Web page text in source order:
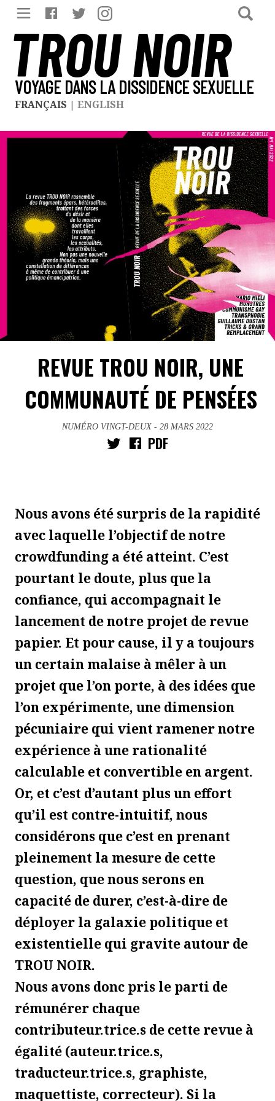
TROU NOIR
VOYAGE DANS LA DISSIDENCE SEXUELLE
FRANÇAIS | ENGLISH
REVUE TROU NOIR, UNE
COMMUNAUTÉ DE PENSÉES
NUMÉRO VINGT-DEUX - 28 MARS 2022
PDF
Nous avons été surpris de la rapidité
avec laquelle l’objectif de notre
crowdfunding a été atteint. C’est
pourtant le doute, plus que la
confiance, qui accompagnait le
lancement de notre projet de revue
papier. Et pour cause, il y a toujours
un certain malaise à mêler à un
projet que l’on porte, à des idées que
l’on expérimente, une dimension
pécuniaire qui vient ramener notre
expérience à une rationalité
calculable et convertible en argent.
Or, et c’est d’autant plus un effort
qu’il est contre-intuitif, nous
considérons que c’est en prenant
pleinement la mesure de cette
question, que nous serons en
capacité de durer, c’est-à-dire de
déployer la galaxie politique et
existentielle qui gravite autour de
TROU NOIR.
Nous avons donc pris le parti de
rémunérer chaque
contributeur.trice.s de cette revue à
égalité (auteur.trice.s,
traducteur.trice.s, graphiste,
maquettiste, correcteur). Si la